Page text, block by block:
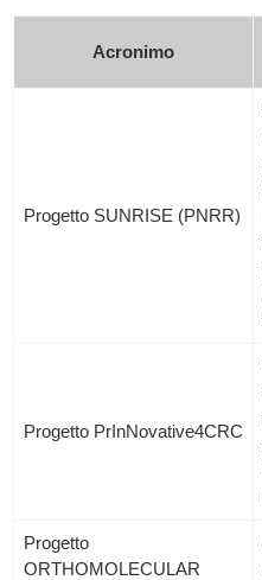
Acronimo
Progetto SUNRISE (PNRR)
Progetto PrInNovative4CRC
Progetto
ORTHOMOLECULAR